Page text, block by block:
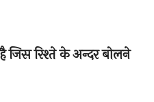
है जिस रिश्ते के अन्दर बोलने